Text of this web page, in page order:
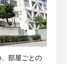
部屋ごとの